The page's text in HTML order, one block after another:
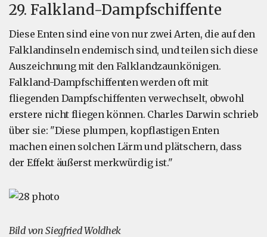
29. Falkland-Dampfschiffente
Diese Enten sind eine von nur zwei Arten, die auf den
Falklandinseln endemisch sind, und teilen sich diese
Auszeichnung mit den Falklandzaunkönigen.
Falkland-Dampfschiffenten werden oft mit
fliegenden Dampfschiffenten verwechselt, obwohl
erstere nicht fliegen können. Charles Darwin schrieb
über sie: "Diese plumpen, kopflastigen Enten
machen einen solchen Lärm und plätschern, dass
der Effekt äußerst merkwürdig ist."
Bild von Siegfried Woldhek